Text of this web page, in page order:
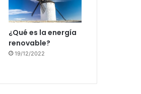
¿Qué es la energía
renovable?
19/12/2022